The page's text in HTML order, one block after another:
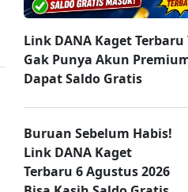
Link DANA Kaget Terbaru
Gak Punya Akun
Dapat Saldo Gratis
Buruan Sebelum Habis!
Link DANA Kaget
Terbaru 6 Agustus 2026